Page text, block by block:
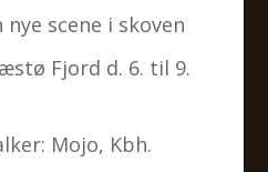
scene i skoven
Fjord d. 6. til 9.
Mojo, Kbh.